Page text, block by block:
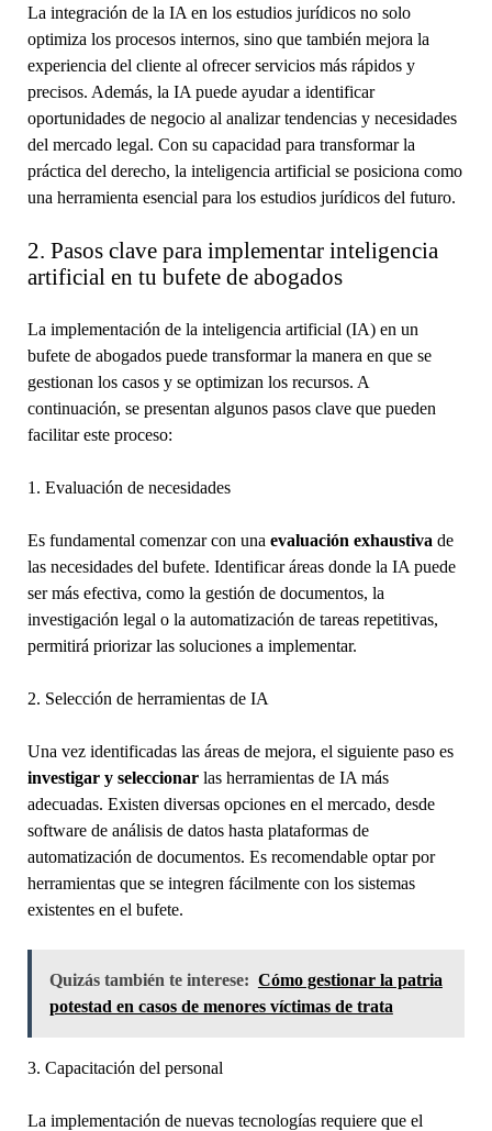
La integración de la IA en los estudios jurídicos no solo
optimiza los procesos internos, sino que también mejora la
experiencia del cliente al ofrecer servicios más rápidos y
precisos. Además, la IA puede ayudar a identificar
oportunidades de negocio al analizar tendencias y necesidades
del mercado legal. Con su capacidad para transformar la
práctica del derecho, la inteligencia artificial se posiciona como
una herramienta esencial para los estudios jurídicos del futuro.
2. Pasos clave para implementar inteligencia
artificial en tu bufete de abogados
La implementación de la inteligencia artificial (IA) en un
bufete de abogados puede transformar la manera en que se
gestionan los casos y se optimizan los recursos. A
continuación, se presentan algunos pasos clave que pueden
facilitar este proceso:
1. Evaluación de necesidades
Es fundamental comenzar con una evaluación exhaustiva de
las necesidades del bufete. Identificar áreas donde la IA puede
ser más efectiva, como la gestión de documentos, la
investigación legal o la automatización de tareas repetitivas,
permitirá priorizar las soluciones a implementar.
2. Selección de herramientas de IA
Una vez identificadas las áreas de mejora, el siguiente paso es
investigar y seleccionarlas herramientas de IA más
adecuadas. Existen diversas opciones en el mercado, desde
software de análisis de datos hasta plataformas de
automatización de documentos. Es recomendable optar por
herramientas que se integren fácilmente con los sistemas
existentes en el bufete.
Quizás también te interese: Cómo gestionar la patria
potestad en casos de menores víctimas de trata
3. Capacitación del personal
La implementación de nuevas tecnologías requiere que el